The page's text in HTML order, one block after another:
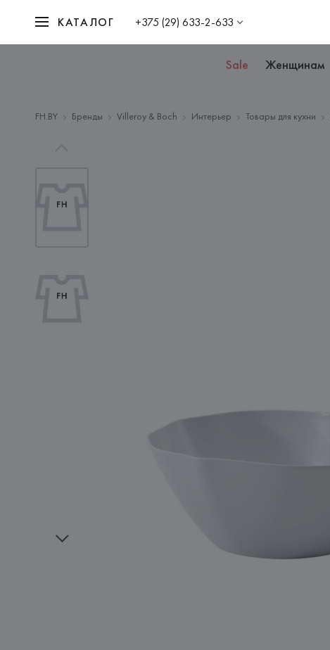
КАТАЛОГ +375 (29) 633-2-633
Sale Женщинам
FH.BY Бренды Villeroy & Boch Интерьер Товары для кухни